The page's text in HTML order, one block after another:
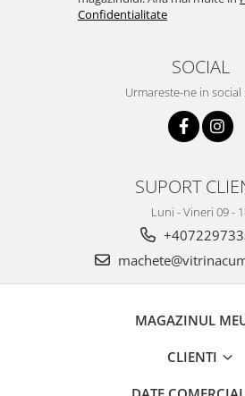
Confidentialitate
SOCIAL
Urmareste-ne in social
SUPORT
Luni - Vineri 09 -
MAGAZINUL
CLIENTI